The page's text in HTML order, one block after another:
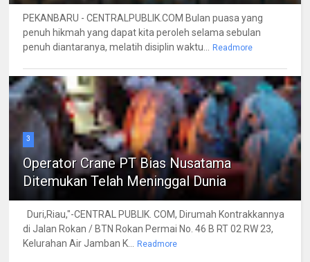
PEKANBARU - CENTRALPUBLIK.COM Bulan puasa yang
penuh hikmah yang dapat kita peroleh selama sebulan
penuh diantaranya, melatih disiplin waktu...
Readmore
3
Operator Crane PT Bias Nusatama
Ditemukan Telah Meninggal Dunia
Duri,Riau,"-CENTRAL PUBLIK. COM, Dirumah Kontrakkannya
di Jalan Rokan / BTN Rokan Permai No. 46 B RT 02 RW 23,
Kelurahan Air Jamban K...
Readmore